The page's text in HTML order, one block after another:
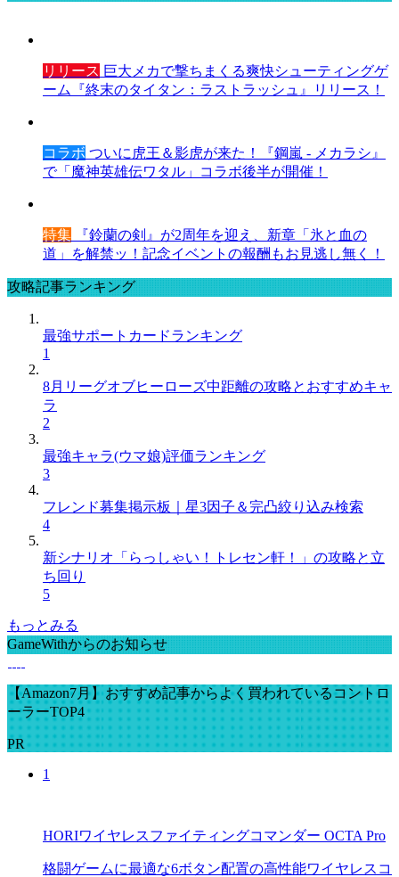
リリース 巨大メカで撃ちまくる爽快シューティングゲ
ーム『終末のタイタン：ラストラッシュ』リリース！
コラボ ついに虎王＆影虎が来た！『鋼嵐 - メカラシ』
で「魔神英雄伝ワタル」コラボ後半が開催！
特集 『鈴蘭の剣』が2周年を迎え、新章「氷と血の
道」を解禁ッ！記念イベントの報酬もお見逃し無く！
攻略記事ランキング
最強サポートカードランキング
1
8月リーグオブヒーローズ中距離の攻略とおすすめキャ
ラ
2
最強キャラ(ウマ娘)評価ランキング
3
フレンド募集掲示板｜星3因子＆完凸絞り込み検索
4
新シナリオ「らっしゃい！トレセン軒！」の攻略と立
ち回り
5
もっとみる
GameWithからのお知らせ
【Amazon7月】おすすめ記事からよく買われているコントロ
ーラーTOP4
PR
1
HORIワイヤレスファイティングコマンダー OCTA Pro
格闘ゲームに最適な6ボタン配置の高性能ワイヤレスコ